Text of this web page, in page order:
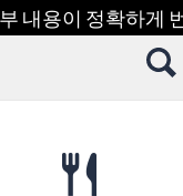
내용이 정확하게